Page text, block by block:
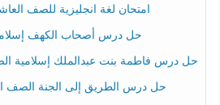
امتحان لغة انجليزية للصف
حل درس أصحاب الكهف
حل درس فاطمة بنت عبدالملك إسلامية
حل درس الطريق إلى الجنة الصف